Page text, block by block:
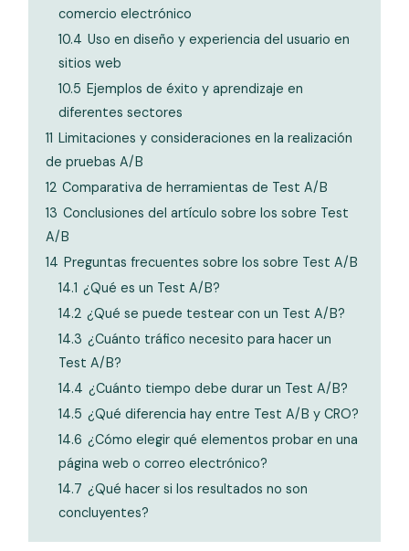
comercio electrónico
10.4 Uso en diseño y experiencia del usuario en
sitios web
10.5 Ejemplos de éxito y aprendizaje en
diferentes sectores
11 Limitaciones y consideraciones en la realización
de pruebas A/B
12 Comparativa de herramientas de Test A/B
13 Conclusiones del artículo sobre los sobre Test
A/B
14 Preguntas frecuentes sobre los sobre Test A/B
14.1 ¿Qué es un Test A/B?
14.2 ¿Qué se puede testear con un Test A/B?
14.3 ¿Cuánto tráfico necesito para hacer un
Test A/B?
14.4 ¿Cuánto tiempo debe durar un Test A/B?
14.5 ¿Qué diferencia hay entre Test A/B y CRO?
14.6 ¿Cómo elegir qué elementos probar en una
página web o correo electrónico?
14.7 ¿Qué hacer si los resultados no son
concluyentes?